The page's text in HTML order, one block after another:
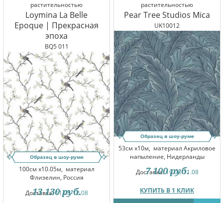
растительностью
Loymina La Belle
Epoque | Прекрасная
эпоха
BQ5 011
Образец в шоу-руме
100см x10.05м, материал
Флизелин, Россия
Доставка:11.08-12.08
13 130 руб.
растительностью
Pear Tree Studios Mica
UK10012
Образец в шоу-руме
53см x10м, материал Акриловое
напыление, Нидерланды
Доставка:10.08-11.08
КУПИТЬ В 1 КЛИК
7 100 руб.